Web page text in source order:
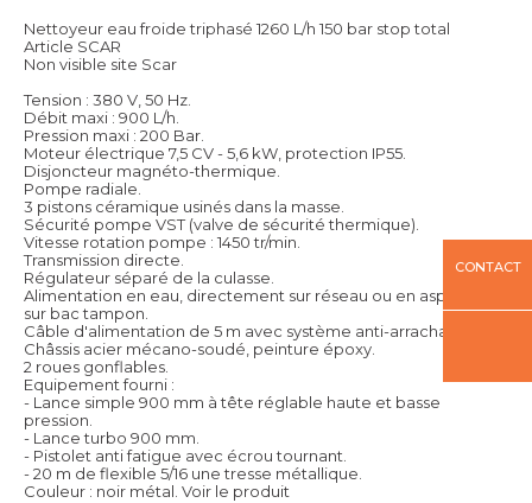
Nettoyeur eau froide triphasé 1260 L/h 150 bar stop total
Article SCAR
Non visible site Scar
Tension : 380 V, 50 Hz.
Débit maxi : 900 L/h.
Pression maxi : 200 Bar.
Moteur électrique 7,5 CV - 5,6 kW, protection IP55.
Disjoncteur magnéto-thermique.
Pompe radiale.
3 pistons céramique usinés dans la masse.
Sécurité pompe VST (valve de sécurité thermique).
Vitesse rotation pompe : 1450 tr/min.
Transmission directe.
Régulateur séparé de la culasse.
Alimentation en eau, directement sur réseau ou en aspiration
sur bac tampon.
Câble d'alimentation de 5 m avec système anti-arrachage.
Châssis acier mécano-soudé, peinture époxy.
2 roues gonflables.
Equipement fourni :
- Lance simple 900 mm à tête réglable haute et basse
pression.
- Lance turbo 900 mm.
- Pistolet anti fatigue avec écrou tournant.
- 20 m de flexible 5/16 une tresse métallique.
Couleur : noir métal. Voir le produit
CONTACT